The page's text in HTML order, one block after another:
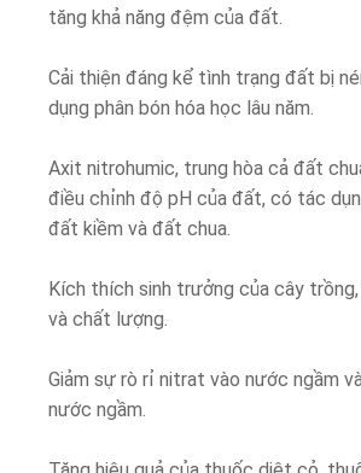
tăng khả năng đệm của đất.
Cải thiện đáng kể tình trạng đất bị
dụng phân bón hóa học lâu năm.
Axit nitrohumic, trung hòa cả đất
điều chỉnh độ pH của đất, có tác
đất kiềm và đất chua.
Kích thích sinh trưởng của cây
và chất lượng.
Giảm sự rò rỉ nitrat vào nước ngầm
nước ngầm.